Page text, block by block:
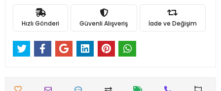
Hızlı Gönderi Güvenli Alışveriş İade ve Değişim